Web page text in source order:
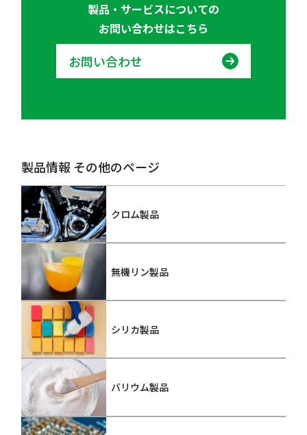
製品・サービスについての
お問い合わせはこちら
お問い合わせ
製品情報 その他のページ
クロム製品
無機リン製品
シリカ製品
バリウム製品